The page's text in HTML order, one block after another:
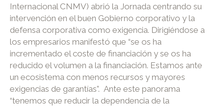
Internacional CNMV) abrió la Jornada centrando su
intervención en el buen Gobierno corporativo y la
defensa corporativa como exigencia. Dirigiéndose a
los empresarios manifestó que “se os ha
incrementado el coste de financiación y se os ha
reducido el volumen a la financiación. Estamos ante
un ecosistema con menos recursos y mayores
exigencias de garantías”. Ante este panorama
“tenemos que reducir la dependencia de la